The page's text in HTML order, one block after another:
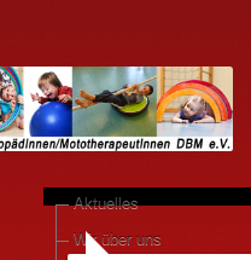
Aktuelles
Wir über uns